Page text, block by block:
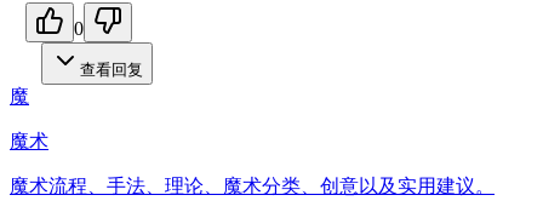
0
查看回复
魔
魔术
魔术流程、手法、理论、魔术分类、创意以及实用建议。